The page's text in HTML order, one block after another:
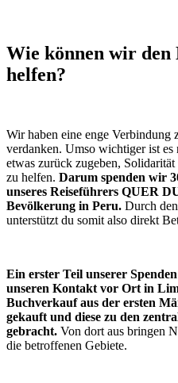
Wie können wir
helfen?
Wir haben eine enge Verbindung
verdanken. Umso wichtiger ist es
etwas zurück zugeben,
zu helfen. Darum spenden wir
unseres Reiseführers QUER
Bevölkerung in Peru. Durch
unterstützt du somit also direkt
Ein erster Teil unserer
unseren Kontakt vor Ort in
Buchverkauf aus der ersten
gekauft und diese zu den
gebracht. Von dort aus bringen
die betroffenen Gebiete.